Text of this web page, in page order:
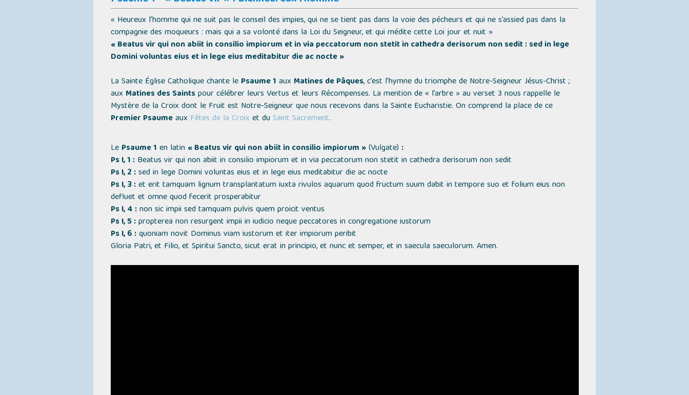
« Heureux l’homme qui ne suit pas le conseil des impies, qui ne se tient pas dans la voie des pécheurs et qui ne s’assied pas dans la
compagnie des moqueurs : mais qui a sa volonté dans la Loi du Seigneur, et qui médite cette Loi jour et nuit »
« Beatus vir qui non abiit in consilio impiorum et in via peccatorum non stetit in cathedra derisorum non sedit : sed in lege
Domini voluntas eius et in lege eius meditabitur die ac nocte »
La Sainte Église Catholique chante le Psaume 1 aux Matines de Pâques, c’est l’hymne du triomphe de Notre-Seigneur Jésus-Christ ;
aux Matines des Saintspour célébrer leurs Vertus et leurs Récompenses. La mention de« l’arbre »au verset 3 nous rappelle le
Mystère de la Croix dont le Fruit est Notre-Seigneur que nous recevons dans la Sainte Eucharistie. On comprend la place de ce
Premier Psaumeaux Fêtes de la Croix et duSaint Sacrement.
Le Psaume 1 en latin « Beatus vir qui non abiit in consilio impiorum »(Vulgate) :
Ps I, 1 :Beatus vir qui non abiit in consilio impiorum et in via peccatorum non stetit in cathedra derisorum non sedit
Ps I, 2 :sed in lege Domini voluntas eius et in lege eius meditabitur die ac nocte
Ps I, 3 :et erit tamquam lignum transplantatum iuxta rivulos aquarum quod fructum suum dabit in tempore suo et folium eius non
defluet et omne quod fecerit prosperabitur
Ps I, 4 :non sic impii sed tamquam pulvis quem proicit ventus
Ps I, 5 :propterea non resurgent impii in iudicio neque peccatores in congregatione iustorum
Ps I, 6 :quoniam novit Dominus viam iustorum et iter impiorum peribit
Gloria Patri, et Filio, et Spiritui Sancto, sicut erat in principio, et nunc et semper, et in saecula saeculorum. Amen.